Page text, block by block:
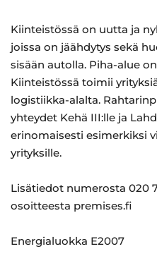
Kiinteistössä on uutta ja
joissa on jäähdytys sekä
sisään autolla. Piha-alue
Kiinteistössä toimii
logistiikka-alalta.
yhteydet Kehä III:lle ja
erinomaisesti esimerkiksi
yrityksille.
Lisätiedot numerosta 020
osoitteesta premises.fi
Energialuokka E2007